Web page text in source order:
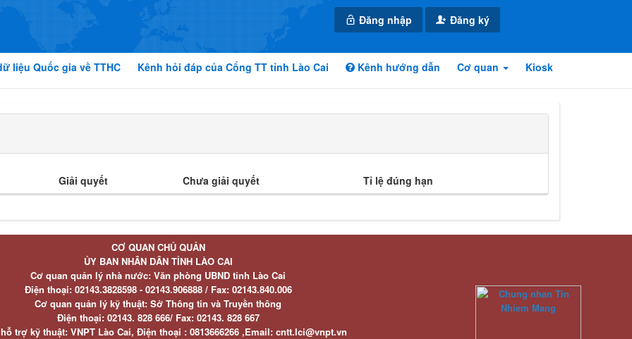
Đăng nhập Đăng ký
liệu Quốc gia về TTHC Kênh hỏi đáp của Cổng TT tỉnh Lào Cai Kênh hướng dẫn Cơ quan Kiosk
Giải quyết Chưa giải quyết Tỉ lệ đúng hạn
CƠ QUAN CHỦ QUẢN
ỦY BAN NHÂN DÂN TỈNH LÀO CAI
Cơ quan quản lý nhà nước: Văn phòng UBND tỉnh Lào Cai
Điện thoại:02143.3828598 - 02143.906888 / Fax:02143.840.006
Cơ quan quản lý kỹ thuật: Sở Thông tin và Truyền thông
Điện thoại:02143. 828 666/ Fax:02143. 828 667
trợ kỹ thuật: VNPT Lào Cai, Điện thoại : 0813666266 ,Email: cntt.lci@vnpt.vn